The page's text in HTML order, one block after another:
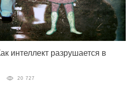
интеллект разрушается в
20 727